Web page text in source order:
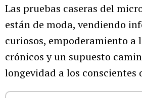
Las pruebas caseras del
están de moda, vendiendo
curiosos, empoderamiento a
crónicos y un supuesto
longevidad a los conscientes